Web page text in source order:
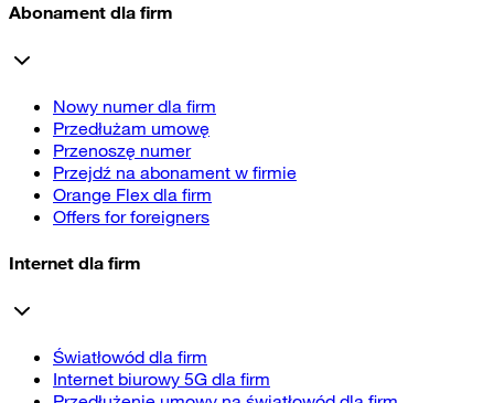
Abonament dla firm
Nowy numer dla firm
Przedłużam umowę
Przenoszę numer
Przejdź na abonament w firmie
Orange Flex dla firm
Offers for foreigners
Internet dla firm
Światłowód dla firm
Internet biurowy 5G dla firm